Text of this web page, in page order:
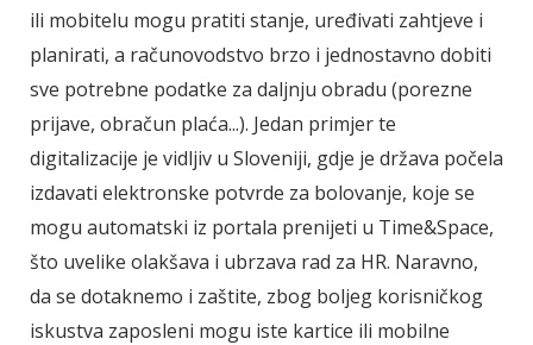
ili mobitelu mogu pratiti stanje, uređivati zahtjeve i
planirati, a računovodstvo brzo i jednostavno dobiti
sve potrebne podatke za daljnju obradu (porezne
prijave, obračun plaća...). Jedan primjer te
digitalizacije je vidljiv u Sloveniji, gdje je država počela
izdavati elektronske potvrde za bolovanje, koje se
mogu automatski iz portala prenijeti u Time&Space,
što uvelike olakšava i ubrzava rad za HR. Naravno,
da se dotaknemo i zaštite, zbog boljeg korisničkog
iskustva zaposleni mogu iste kartice ili mobilne